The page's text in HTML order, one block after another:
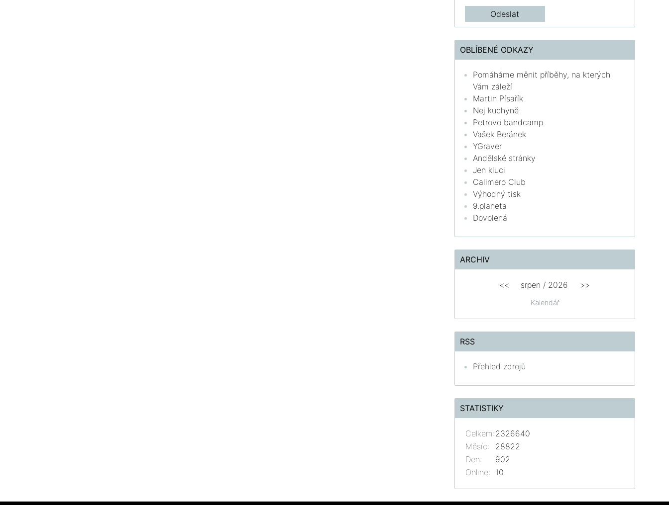
OBLÍBENÉ ODKAZY
Pomáháme měnit příběhy, na kterých
Vám záleží
Martin Písařík
Nej kuchyně
Petrovo bandcamp
Vašek Beránek
YGraver
Andělské stránky
Jen kluci
Calimero Club
Výhodný tisk
9.planeta
Dovolená
ARCHIV
Kalendář
<< srpen / 2026 >>
RSS
Přehled zdrojů
STATISTIKY
Online: 10
Celkem: 2326640
Měsíc:
28822
Den:
902